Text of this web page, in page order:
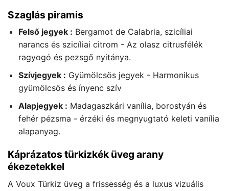
Szaglás piramis
Felső jegyek : Bergamot de Calabria, szicíliai
narancs és szicíliai citrom - Az olasz citrusfélék
ragyogó és pezsgő nyitánya.
Szívjegyek : Gyümölcsös jegyek - Harmonikus
gyümölcsös és ínyenc szív
Alapjegyek : Madagaszkári vanília, borostyán és
fehér pézsma - érzéki és megnyugtató keleti vanília
alapanyag.
Káprázatos türkizkék üveg arany
ékezetekkel
A Voux Türkiz üveg a frissesség és a luxus vizuális